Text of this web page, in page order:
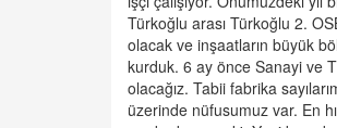
Türkoğlu arası Türkoğlu 2.
olacak ve inşaatların büyük
kurduk. 6 ay önce Sanayi ve
olacağız. Tabii fabrika
üzerinde nüfusumuz var. En